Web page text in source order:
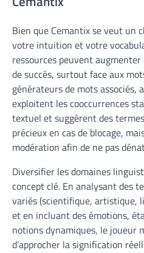
Bien que Cemantix se veut un
votre intuition et votre
ressources peuvent
de succès, surtout face aux
générateurs de mots associés,
exploitent les cooccurrences
textuel et suggèrent des
précieux en cas de blocage,
modération afin de ne pas
Diversifier les domaines
concept clé. En analysant des
variés (scientifique, artistique,
et en incluant des émotions,
notions dynamiques, le joueur
d’approcher la signification